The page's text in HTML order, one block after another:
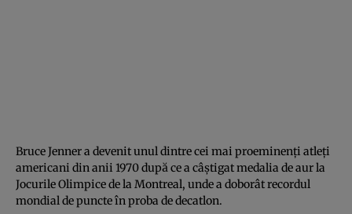
Bruce Jenner a devenit unul dintre cei mai proeminenţi atleţi
americani din anii 1970 după ce a câştigat medalia de aur la
Jocurile Olimpice de la Montreal, unde a doborât recordul
mondial de puncte în proba de decatlon.